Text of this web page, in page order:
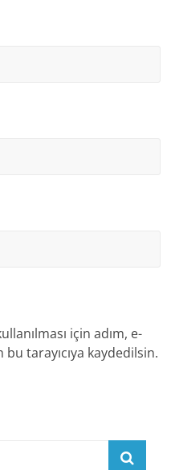
için adım, e-
tarayıcıya kaydedilsin.